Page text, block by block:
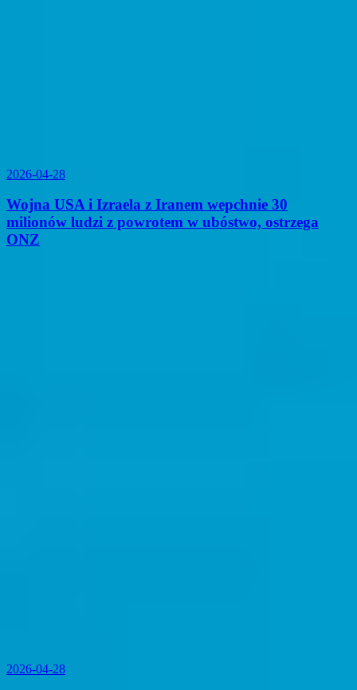
2026-04-28
Wojna USA i Izraela z Iranem wepchnie 30
milionów ludzi z powrotem w ubóstwo, ostrzega
ONZ
2026-04-28